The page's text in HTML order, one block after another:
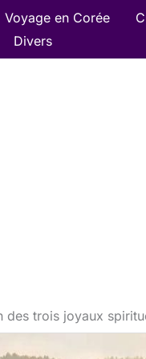
Voyage en Corée
Divers
des trois joyaux